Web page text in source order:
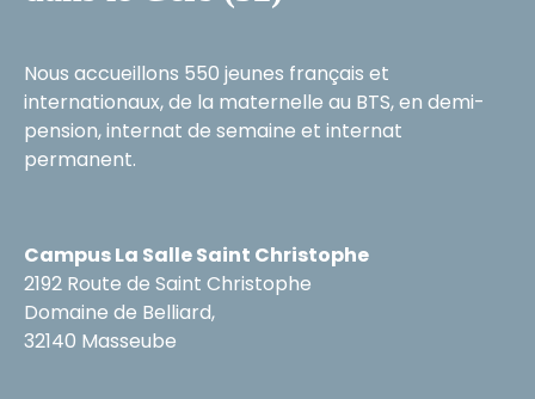
Nous accueillons 550 jeunes français et
internationaux, de la maternelle au BTS, en demi-
pension, internat de semaine et internat
permanent.
Campus La Salle Saint Christophe
2192 Route de Saint Christophe
Domaine de Belliard,
32140 Masseube